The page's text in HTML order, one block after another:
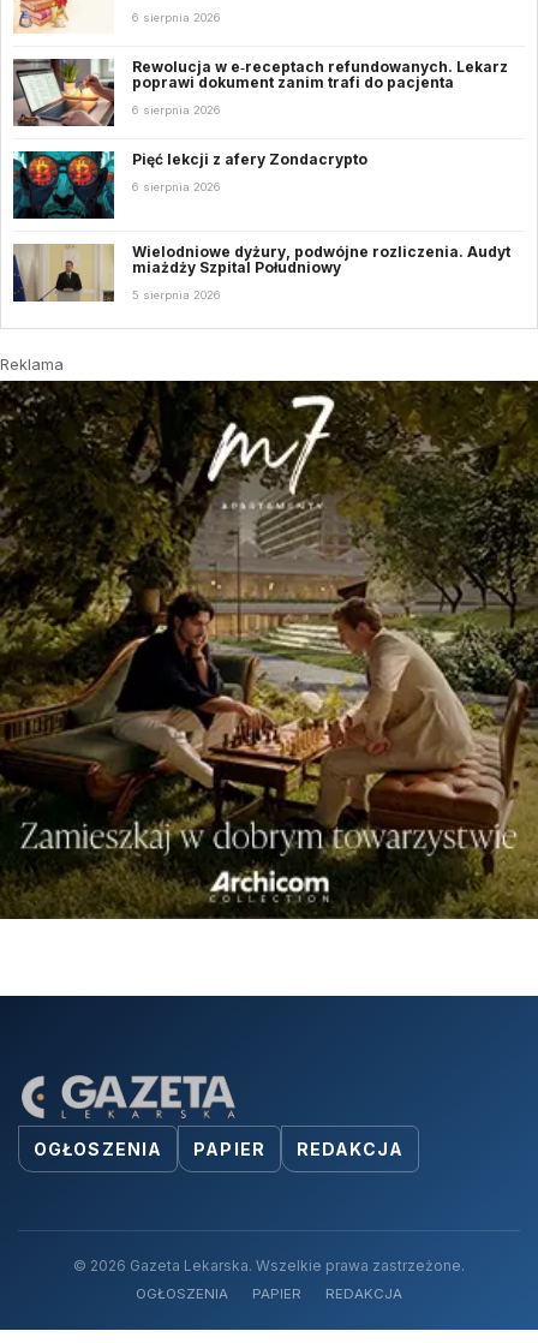
6 sierpnia 2026
Rewolucja w e‑receptach refundowanych. Lekarz
poprawi dokument zanim trafi do pacjenta
6 sierpnia 2026
Pięć lekcji z afery Zondacrypto
6 sierpnia 2026
Wielodniowe dyżury, podwójne rozliczenia. Audyt
miażdży Szpital Południowy
5 sierpnia 2026
Reklama
OGŁOSZENIA PAPIER REDAKCJA
© 2026 Gazeta Lekarska. Wszelkie prawa zastrzeżone.
OGŁOSZENIA PAPIER REDAKCJA